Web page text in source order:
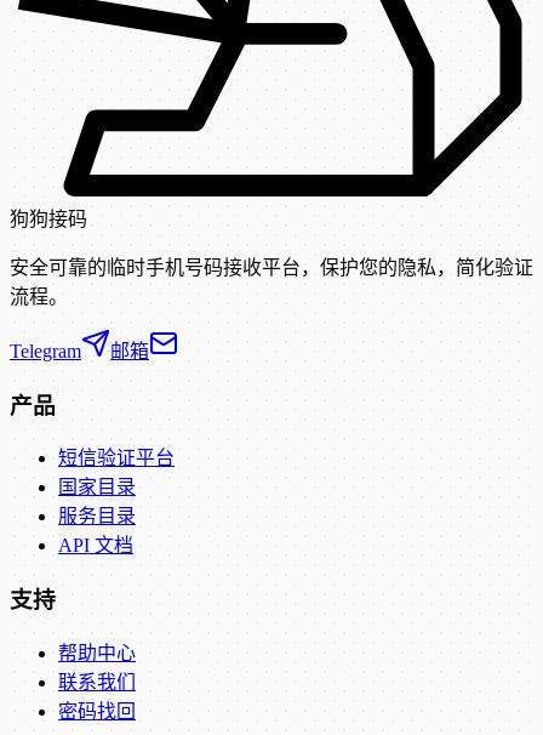
狗狗接码
安全可靠的临时手机号码接收平台，保护您的隐私，简化验证
流程。
Telegram 邮箱
产品
短信验证平台
国家目录
服务目录
API 文档
支持
帮助中心
联系我们
密码找回